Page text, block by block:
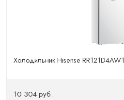
Холодильник Hisense RR121D4AW1
10 304 руб.